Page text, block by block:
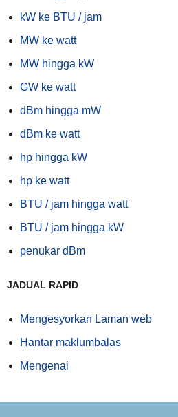
kW ke BTU / jam
MW ke watt
MW hingga kW
GW ke watt
dBm hingga mW
dBm ke watt
hp hingga kW
hp ke watt
BTU / jam hingga watt
BTU / jam hingga kW
penukar dBm
JADUAL RAPID
Mengesyorkan Laman web
Hantar maklumbalas
Mengenai